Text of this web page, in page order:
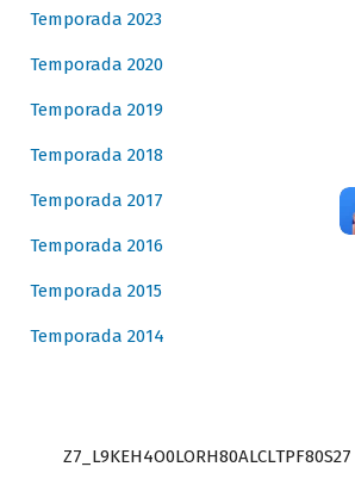
Temporada 2023
Temporada 2020
Temporada 2019
Temporada 2018
Temporada 2017
Temporada 2016
Temporada 2015
Temporada 2014
Z7_L9KEH4O0LORH80ALCLTPF80S27